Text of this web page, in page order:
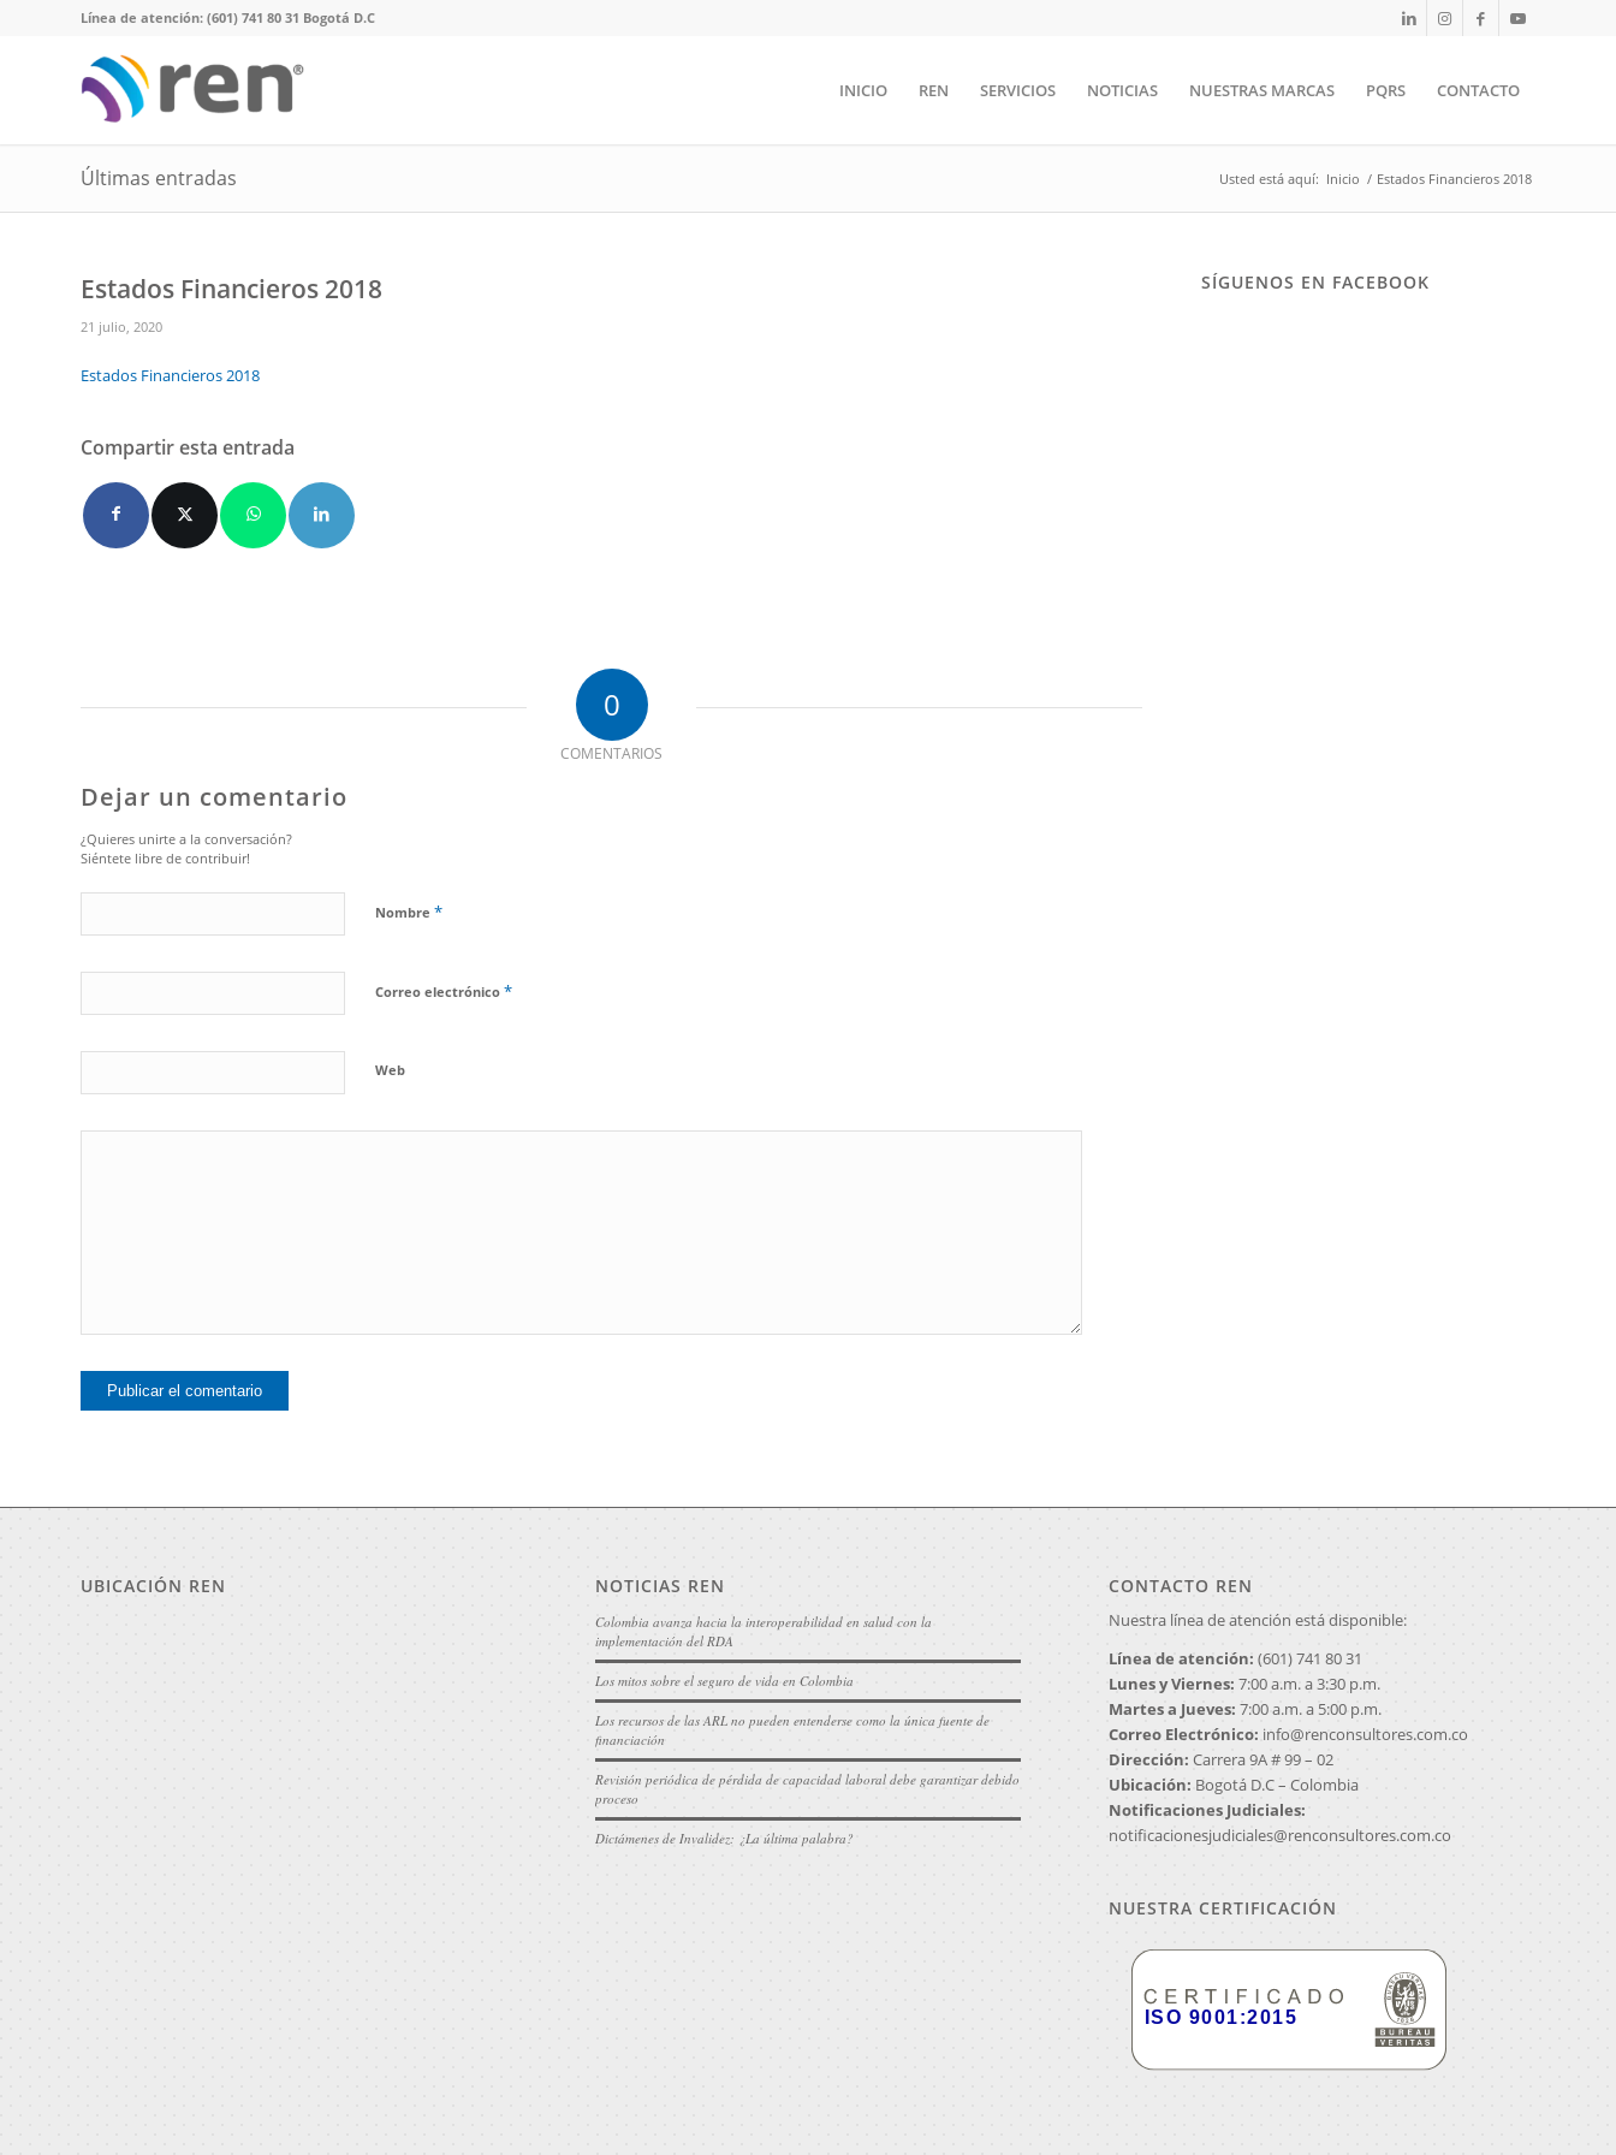
Línea de atención: (601) 741 80 31 Bogotá D.C
INICIO REN SERVICIOS NOTICIAS NUESTRAS MARCAS PQRS CONTACTO
Últimas entradas Usted está aquí: Inicio / Estados Financieros 2018
Estados Financieros 2018
21 julio, 2020
Estados Financieros 2018
Compartir esta entrada
0
COMENTARIOS
Dejar un comentario
¿Quieres unirte a la conversación?
Siéntete libre de contribuir!
Nombre *
Correo electrónico *
Web
SÍGUENOS EN FACEBOOK
UBICACIÓN REN NOTICIAS REN
Colombia avanza hacia la interoperabilidad en salud con la
implementación del RDA
Los mitos sobre el seguro de vida en Colombia
Los recursos de las ARL no pueden entenderse como la única fuente de
financiación
Revisión periódica de pérdida de capacidad laboral debe garantizar debido
proceso
Dictámenes de Invalidez: ¿La última palabra?
CONTACTO REN
Nuestra línea de atención está disponible:
Línea de atención:(601) 741 80 31
Lunes y Viernes:7:00 a.m. a 3:30 p.m.
Martes a Jueves:7:00 a.m. a 5:00 p.m.
Correo Electrónico: info@renconsultores.com.co
Dirección:Carrera 9A # 99 – 02
Ubicación: Bogotá D.C – Colombia
Notificaciones Judiciales:
notificacionesjudiciales@renconsultores.com.co
NUESTRA CERTIFICACIÓN